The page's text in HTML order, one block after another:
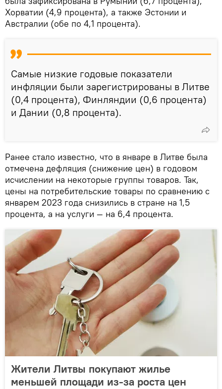
Хорватии (4,9 процента), а также Эстонии и
Австралии (обе по 4,1 процента).
Самые низкие годовые показатели
инфляции были зарегистрированы в Литве
(0,4 процента), Финляндии (0,6 процента)
и Дании (0,8 процента).
Ранее стало известно, что в январе в Литве была
отмечена дефляция (снижение цен) в годовом
исчислении на некоторые группы товаров. Так,
цены на потребительские товары по сравнению с
январем 2023 года снизились в стране на 1,5
процента, а на услуги — на 6,4 процента.
Жители Литвы покупают жилье
меньшей площади из-за роста цен